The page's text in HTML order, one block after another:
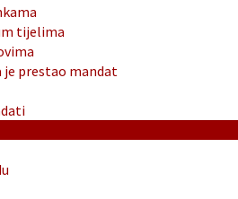
tijelima
je prestao mandat